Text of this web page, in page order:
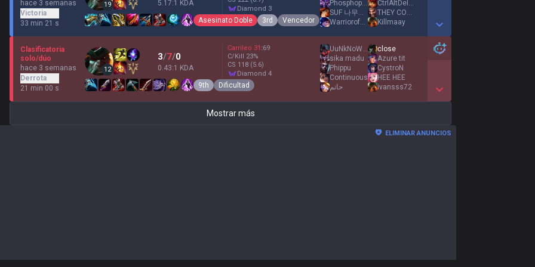
hace 3 semanas
Victoria
33 min 21 s
19 5.17:1 KDA
diamond 3
Asesinato Doble 3rd Vencedor
Phosphophyllite
SUF 나무킹ツ
WarriorofChrist
CtrlAltDeletus
THEY CONTROL ME
Killmaay
Show More Detail Games
Clasificatoria
solo/dúo
hace 3 semanas
Derrota
21 min 00 s
12
3/7/0
0.43:1 KDA
Carrileo 31 :69
C/Kill 23%
CS 118 (5.6)
diamond 4
9th Dificultad
UuNkNoWn A
sika madu
Phippu
Continuous
حاتم
close
Azure tit
CystroN
HEE HEE
ivansss72
Show More Detail Games
Mostrar más
ELIMINAR ANUNCIOS